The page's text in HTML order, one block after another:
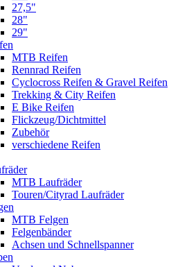
27,5"
28"
29"
MTB Reifen
Rennrad Reifen
Cyclocross Reifen & Gravel Reifen
Trekking & City Reifen
E Bike Reifen
Flickzeug/Dichtmittel
Zubehör
verschiedene Reifen
MTB Laufräder
Touren/Cityrad Laufräder
MTB Felgen
Felgenbänder
Achsen und Schnellspanner